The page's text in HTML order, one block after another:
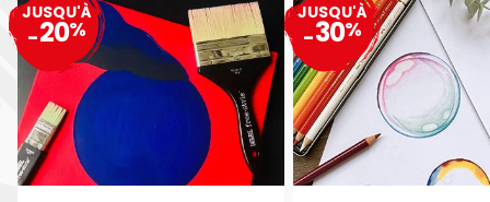
JUSQU'À
-20%
JUSQU'À
-30%